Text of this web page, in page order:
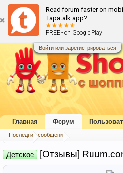
Read forum faster on
Tapatalk app?
FREE - on Google Play
Войти или зарегистрироваться
Главная Форум
Детское [Отзывы]
Главная Форум
Последние сообщения